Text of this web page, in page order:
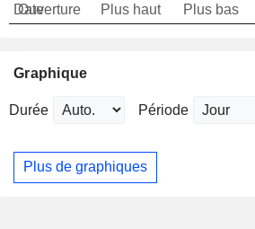
Date
Ouverture Plus haut Plus bas
Graphique
Durée Période
Plus de graphiques